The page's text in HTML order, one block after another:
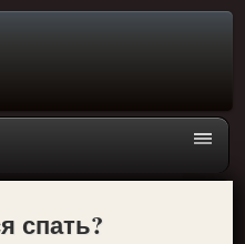
спать?